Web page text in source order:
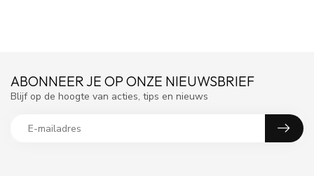
ABONNEER JE OP ONZE NIEUWSBRIEF
Blijf op de hoogte van acties, tips en nieuws